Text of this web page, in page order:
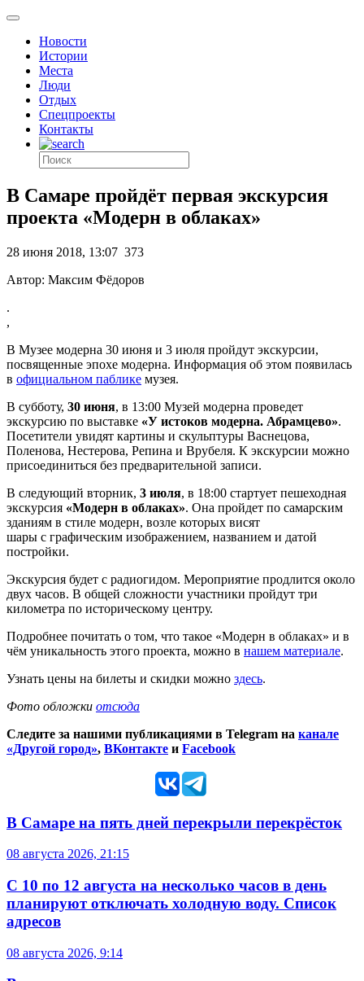
Новости
Истории
Места
Люди
Отдых
Спецпроекты
Контакты
В Самаре пройдёт первая экскурсия
проекта «Модерн в облаках»
28 июня 2018, 13:07 373
Автор: Максим Фёдоров
.
,
В Музее модерна 30 июня и 3 июля пройдут экскурсии,
посвященные эпохе модерна. Информация об этом появилась
в официальном паблике музея.
В субботу, 30 июня, в 13:00 Музей модерна проведет
экскурсию по выставке «У истоков модерна. Абрамцево».
Посетители увидят картины и скульптуры Васнецова,
Поленова, Нестерова, Репина и Врубеля. К экскурсии можно
присоединиться без предварительной записи.
В следующий вторник, 3 июля, в 18:00 стартует пешеходная
экскурсия «Модерн в облаках». Она пройдет по самарским
зданиям в стиле модерн, возле которых висят
шары с графическим изображением, названием и датой
постройки.
Экскурсия будет с радиогидом. Мероприятие продлится около
двух часов. В общей сложности участники пройдут три
километра по историческому центру.
Подробнее почитать о том, что такое «Модерн в облаках» и в
чём уникальность этого проекта, можно в нашем материале.
Узнать цены на билеты и скидки можно здесь.
Фото обложки отсюда
Следите за нашими публикациями в Telegram на канале
«Другой город», ВКонтакте и Facebook
В Самаре на пять дней перекрыли перекрёсток
08 августа 2026, 21:15
С 10 по 12 августа на несколько часов в день
планируют отключать холодную воду. Список
адресов
08 августа 2026, 9:14